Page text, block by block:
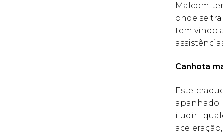
Malcom
onde se
tem vindo
Canhota
Este
apanhado
iludir